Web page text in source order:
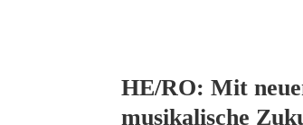
HE/RO: Mit
musikalische